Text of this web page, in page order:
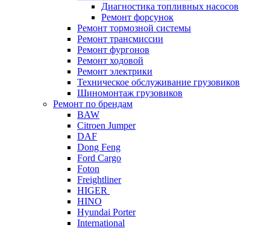
Диагностика топливных насосов
Ремонт форсунок
Ремонт тормозной системы
Ремонт трансмиссии
Ремонт фургонов
Ремонт ходовой
Ремонт электрики
Техническое обслуживание грузовиков
Шиномонтаж грузовиков
Ремонт по брендам
BAW
Citroen Jumper
DAF
Dong Feng
Ford Cargo
Foton
Freightliner
HIGER
HINO
Hyundai Porter
International